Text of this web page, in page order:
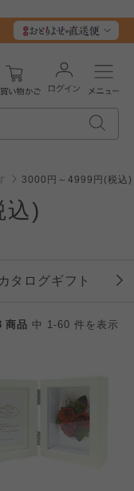
3000円～4999円(税込)
込)
カタログギフト
商品 中 1-60 件を表示